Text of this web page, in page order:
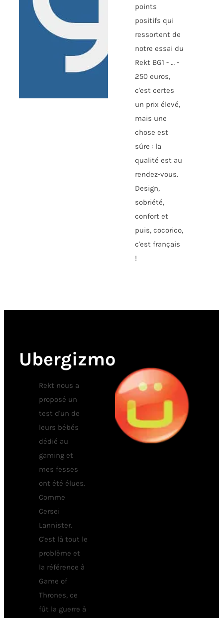
points
positifs qui
ressortent de
notre essai du
Rekt BG1 - … -
250 euros,
c'est certes
un prix élevé,
mais une
chose est
sûre : la
qualité est au
rendez-vous.
Design,
sobriété,
confort et
puis, cocorico,
c'est français
!
Ubergizmo
Rekt nous a
proposé un
test d'un de
leurs bébés
dédié au
gaming et
mes fesses
ont été élues.
Comme
Cersei
Lannister.
C'est là tout le
problème et
la référence à
Game of
Thrones, ce
fût la guerre à